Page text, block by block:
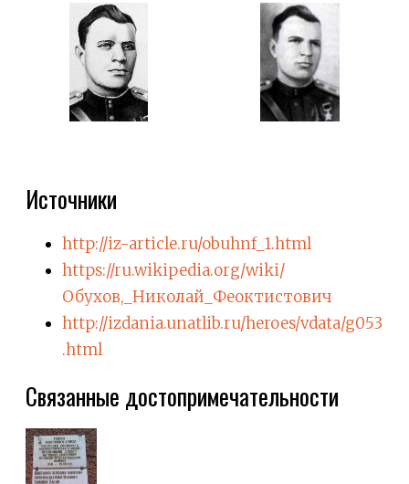
Источники
http://iz-article.ru/obuhnf_1.html
https://ru.wikipedia.org/wiki/
Обухов,_Николай_Феоктистович
http://izdania.unatlib.ru/heroes/vdata/g053
.html
Связанные достопримечательности